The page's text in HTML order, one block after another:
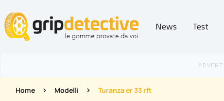
GripDetective News Test
Home Modelli Turanza er 33 rft